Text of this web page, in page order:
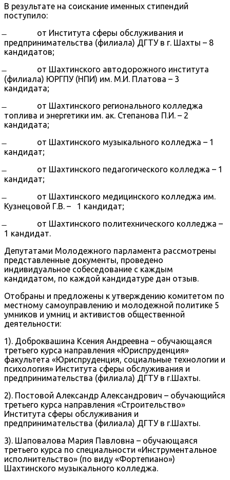
В результате на соискание именных стипендий
поступило:
̶ от Института сферы обслуживания и
предпринимательства (филиала) ДГТУ в г. Шахты – 8
кандидатов;
̶ от Шахтинского автодорожного института
(филиала) ЮРГПУ (НПИ) им. М.И. Платова – 3
кандидата;
̶ от Шахтинского регионального колледжа
топлива и энергетики им. ак. Степанова П.И. – 2
кандидата;
̶ от Шахтинского музыкального колледжа – 1
кандидат;
̶ от Шахтинского педагогического колледжа – 1
кандидат;
̶ от Шахтинского медицинского колледжа им.
Кузнецовой Г.В. – 1 кандидат;
̶ от Шахтинского политехнического колледжа –
1 кандидат.
Депутатами Молодежного парламента рассмотрены
представленные документы, проведено
индивидуальное собеседование с каждым
кандидатом, по каждой кандидатуре дан отзыв.
Отобраны и предложены к утверждению комитетом по
местному самоуправлению и молодежной политике 5
умников и умниц и активистов общественной
деятельности:
1). Доброквашина Ксения Андреевна – обучающаяся
третьего курса направления «Юриспруденция»
факультета «Юриспруденция, социальные технологии и
психология» Института сферы обслуживания и
предпринимательства (филиала) ДГТУ в г.Шахты.
2). Постовой Александр Александрович – обучающийся
третьего курса направления «Строительство»
Института сферы обслуживания и
предпринимательства (филиала) ДГТУ в г.Шахты.
3). Шаповалова Мария Павловна – обучающаяся
третьего курса по специальности «Инструментальное
исполнительство» (по виду «Фортепиано»)
Шахтинского музыкального колледжа.